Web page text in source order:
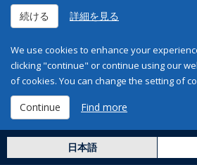
続ける 詳細を見る
We use cookies to enhance your
clicking "continue" or continue using our
of cookies. You can change the setting of
Continue Find more
日本語